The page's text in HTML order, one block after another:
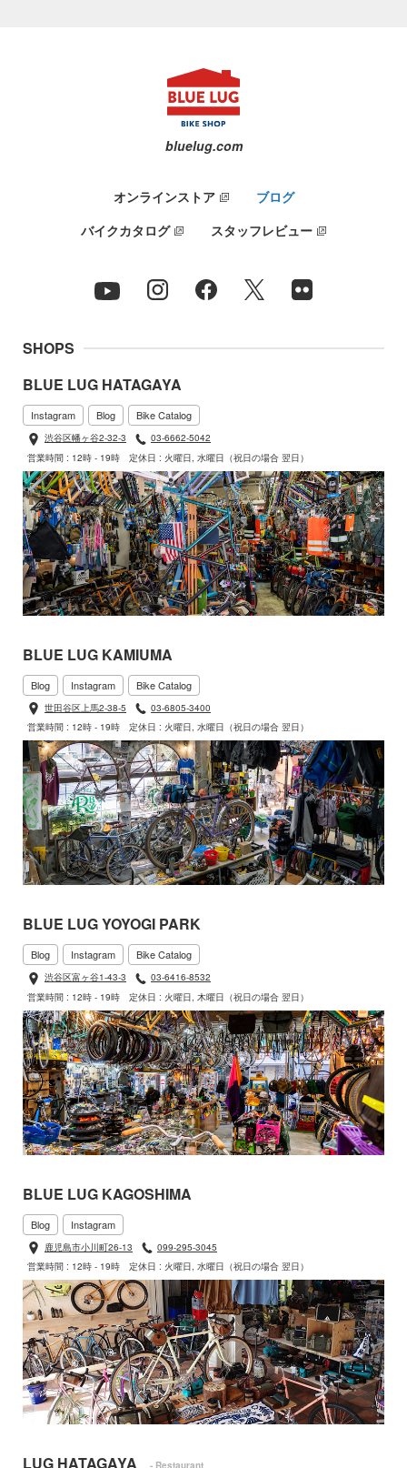
bluelug.com
オンラインストア
ブログ
バイクカタログ
スタッフレビュー
SHOPS
BLUE LUG HATAGAYA
Instagram Blog Bike Catalog
渋谷区幡ヶ谷2-32-3
03-6662-5042
営業時間 : 12時 - 19時
定休日 : 火曜日, 水曜日（祝日の場合 翌日）
BLUE LUG KAMIUMA
Blog Instagram Bike Catalog
世田谷区上馬2-38-5
03-6805-3400
営業時間 : 12時 - 19時
定休日 : 火曜日, 水曜日（祝日の場合 翌日）
BLUE LUG YOYOGI PARK
Blog Instagram Bike Catalog
渋谷区富ヶ谷1-43-3
03-6416-8532
営業時間 : 12時 - 19時
定休日 : 火曜日, 木曜日（祝日の場合 翌日）
BLUE LUG KAGOSHIMA
Blog Instagram
鹿児島市小川町26-13
099-295-3045
営業時間 : 12時 - 19時
定休日 : 火曜日, 水曜日（祝日の場合 翌日）
LUG HATAGAYA